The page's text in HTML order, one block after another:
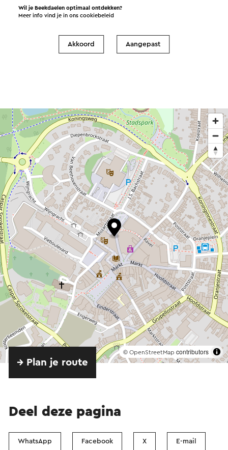
Dagkaarten voor het openbaar vervoer
Informatieverstrekking
© OpenStreetMap contributors
→ Plan je route
Deel deze pagina
WhatsApp Facebook X E-mail
Wil je Beekdaelen optimaal ontdekken?
Meer info vind je in onscookiebeleid
Akkoord Aangepast